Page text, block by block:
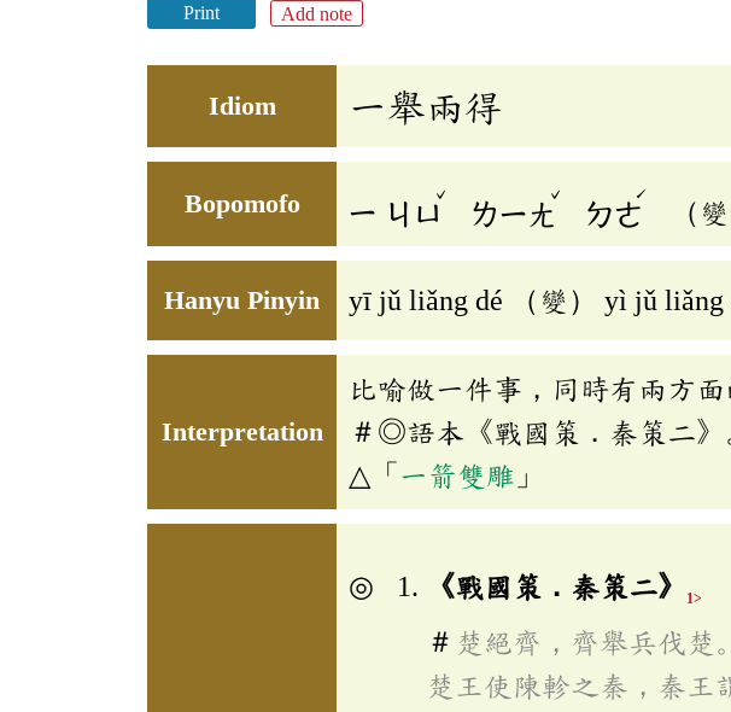
Print Add note
Idiom 一舉兩得
Bopomofo ㄧ ㄐㄩ
ˇ
ㄌㄧㄤ
ˇ
ㄉㄜ
ˊ
（變
Hanyu Pinyin yī jǔ liǎng dé （變） yì jǔ liǎng
Interpretation
比喻做一件事，同時有兩方面
＃◎語本《戰國策．秦策二》
△「 一箭雙雕 」
《戰國策．秦策二》 1>
＃ 楚絕齊，齊舉兵伐楚
楚王使陳軫之秦，秦王